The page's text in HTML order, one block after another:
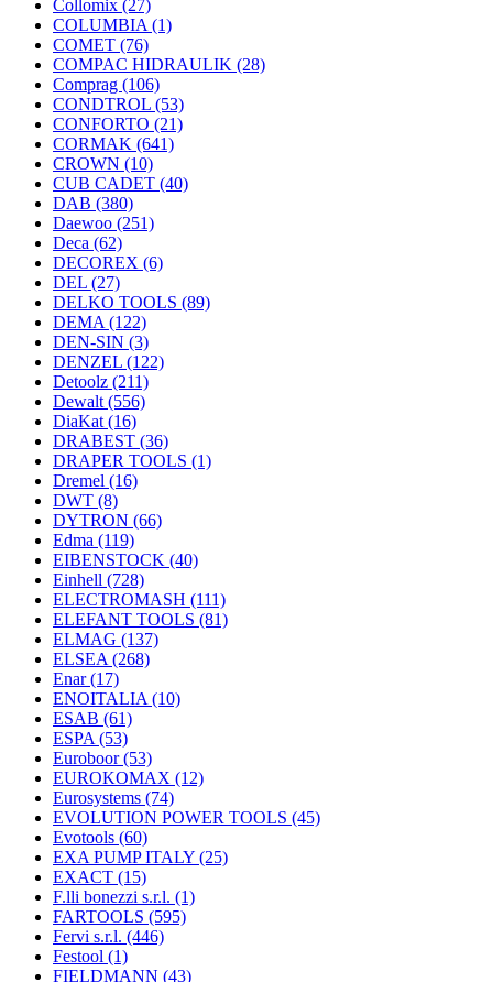
Collomix (27)
COLUMBIA (1)
COMET (76)
COMPAC HIDRAULIK (28)
Comprag (106)
CONDTROL (53)
CONFORTO (21)
CORMAK (641)
CROWN (10)
CUB CADET (40)
DAB (380)
Daewoo (251)
Deca (62)
DECOREX (6)
DEL (27)
DELKO TOOLS (89)
DEMA (122)
DEN-SIN (3)
DENZEL (122)
Detoolz (211)
Dewalt (556)
DiaKat (16)
DRABEST (36)
DRAPER TOOLS (1)
Dremel (16)
DWT (8)
DYTRON (66)
Edma (119)
EIBENSTOCK (40)
Einhell (728)
ELECTROMASH (111)
ELEFANT TOOLS (81)
ELMAG (137)
ELSEA (268)
Enar(17)
ENOITALIA (10)
ESAB (61)
ESPA (53)
Euroboor(53)
EUROKOMAX (12)
Eurosystems (74)
EVOLUTION POWER TOOLS (45)
Evotools (60)
EXA PUMP ITALY (25)
EXACT (15)
F.lli bonezzi s.r.l. (1)
FARTOOLS (595)
Fervi s.r.l. (446)
Festool (1)
FIELDMANN (43)